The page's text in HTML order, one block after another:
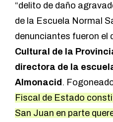
“delito de daño
de la Escuela Normal
denunciantes fueron el
Cultural de la
directora de la
Almonacid .
Fiscal de Estado
San Juan en parte